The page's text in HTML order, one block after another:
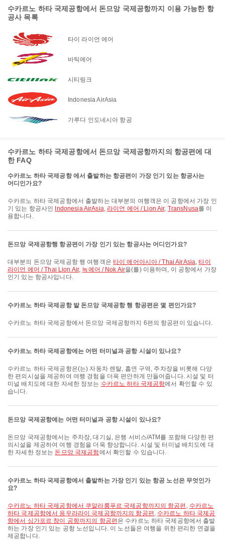
수카르노 하타 국제공항에서 돈므앙 국제공항까지 이용 가능한 항
공사 목록
타이 라이언 에어
바틱에어
시티링크
Indonesia AirAsia
가루다 인도네시아 항공
수카르노 하타 국제공항에서 돈므앙 국제공항까지의 항공편에 대
한 FAQ
수카르노 하타 국제공항 에서 출발하는 항공편이 가장 인기 있는 항공사는
어디인가요?
수카르노 하타 국제공항에서 출발하는 대부분의 여행객은 이 공항에서 가장 인
기 있는 항공사인
Indonesia AirAsia, 라이언 에어 / Lion Air, TransNusa를 이
용합니다.
돈므앙 국제공항행 항공편이 가장 인기 있는 항공사는 어디인가요?
대부분의 돈므앙 국제공항 행 여행객은 타이 에어아시아 / Thai AirAsia, 타이
라이언 에어 / Thai Lion Air, 녹에어 / Nok Air을(를) 이용하며, 이 공항에서 가장
인기 있는 항공사입니다.
수카르노 하타 국제공항 발 돈므앙 국제공항 행 항공편은 몇 편인가요?
수카르노 하타 국제공항에서 돈므앙 국제공항까지 6편의 항공편이 있습니다.
수카르노 하타 국제공항에는 어떤 터미널과 공항 시설이 있나요?
수카르노 하타 국제공항은(는) 자동차 렌탈, 흡연 구역, 주차장을 비롯해 다양
한 편의시설을 제공하여 여행 경험을 더욱 편안하게 만들어줍니다. 시설 및 터
미널 배치도에 대한 자세한 정보는 수카르노 하타 국제공항에서 확인할 수 있
습니다.
돈므앙 국제공항에는 어떤 터미널과 공항 시설이 있나요?
돈므앙 국제공항에서는 주차장, 대기실, 은행 서비스/ATM를 포함해 다양한 편
의시설을 제공하여 여행 경험을 더욱 향상합니다. 시설 및 터미널 배치도에 대
한 자세한 정보는 돈므앙 국제공항에서 확인할 수 있습니다.
수카르노 하타 국제공항에서 출발하는 가장 인기 있는 항공 노선은 무엇인가
요?
수카르노 하타 국제공항에서 쿠알라룸푸르 국제공항까지의 항공편 , 수카르노
하타 국제공항에서 응우라라이 국제공항까지의 항공편 , 수카르노 하타 국제공
항에서 싱가포르 창이 공항까지의 항공편 은 수카르노 하타 국제공항에서 출발
하는 가장 인기 있는 공항 노선입니다. 이 노선들은 여행을 위한 편리한 연결을
제공합니다.